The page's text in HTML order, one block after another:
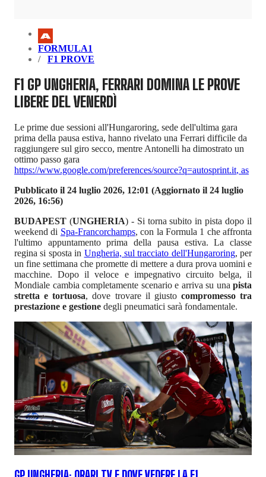
FORMULA1
F1 PROVE
F1 GP UNGHERIA, FERRARI DOMINA LE PROVE
LIBERE DEL VENERDÌ
Le prime due sessioni all'Hungaroring, sede dell'ultima gara
prima della pausa estiva, hanno rivelato una Ferrari difficile da
raggiungere sul giro secco, mentre Antonelli ha dimostrato un
ottimo passo gara
https://www.google.com/preferences/source?q=autosprint.it, as
Pubblicato il 24 luglio 2026, 12:01 (Aggiornato il 24 luglio
2026, 16:56)
BUDAPEST (UNGHERIA) - Si torna subito in pista dopo il
weekend di Spa-Francorchamps, con la Formula 1 che affronta
l'ultimo appuntamento prima della pausa estiva. La classe
regina si sposta in Ungheria, sul tracciato dell'Hungaroring, per
un fine settimana che promette di mettere a dura prova uomini e
macchine. Dopo il veloce e impegnativo circuito belga, il
Mondiale cambia completamente scenario e arriva su una pista
stretta e tortuosa, dove trovare il giusto compromesso tra
prestazione e gestione degli pneumatici sarà fondamentale.